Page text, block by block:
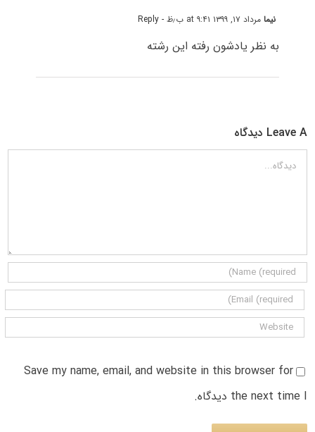
نیمامرداد ۱۷, ۱۳۹۹ at ۹:۴۱ ب٫ظ - Reply
به نظر یادشون رفته این رشته
Leave A دیدگاه
دیدگاه
Save my name, email, and website in this browser for
the next time I دیدگاه.